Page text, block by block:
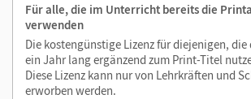
Für alle, die im Unterricht bereits die
verwenden
Die kostengünstige Lizenz für diejenigen, die
ein Jahr lang ergänzend zum Print-Titel
Diese Lizenz kann nur von Lehrkräften und
erworben werden.